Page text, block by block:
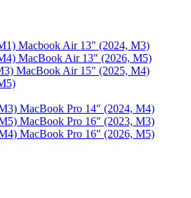
Macbook Air 13" (2024, M3)
MacBook Air 13″ (2026, M5)
MacBook Air 15" (2025, M4)
MacBook Pro 14″ (2024, M4)
MacBook Pro 16" (2023, M3)
MacBook Pro 16" (2026, M5)